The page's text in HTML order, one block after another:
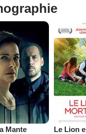
Mante